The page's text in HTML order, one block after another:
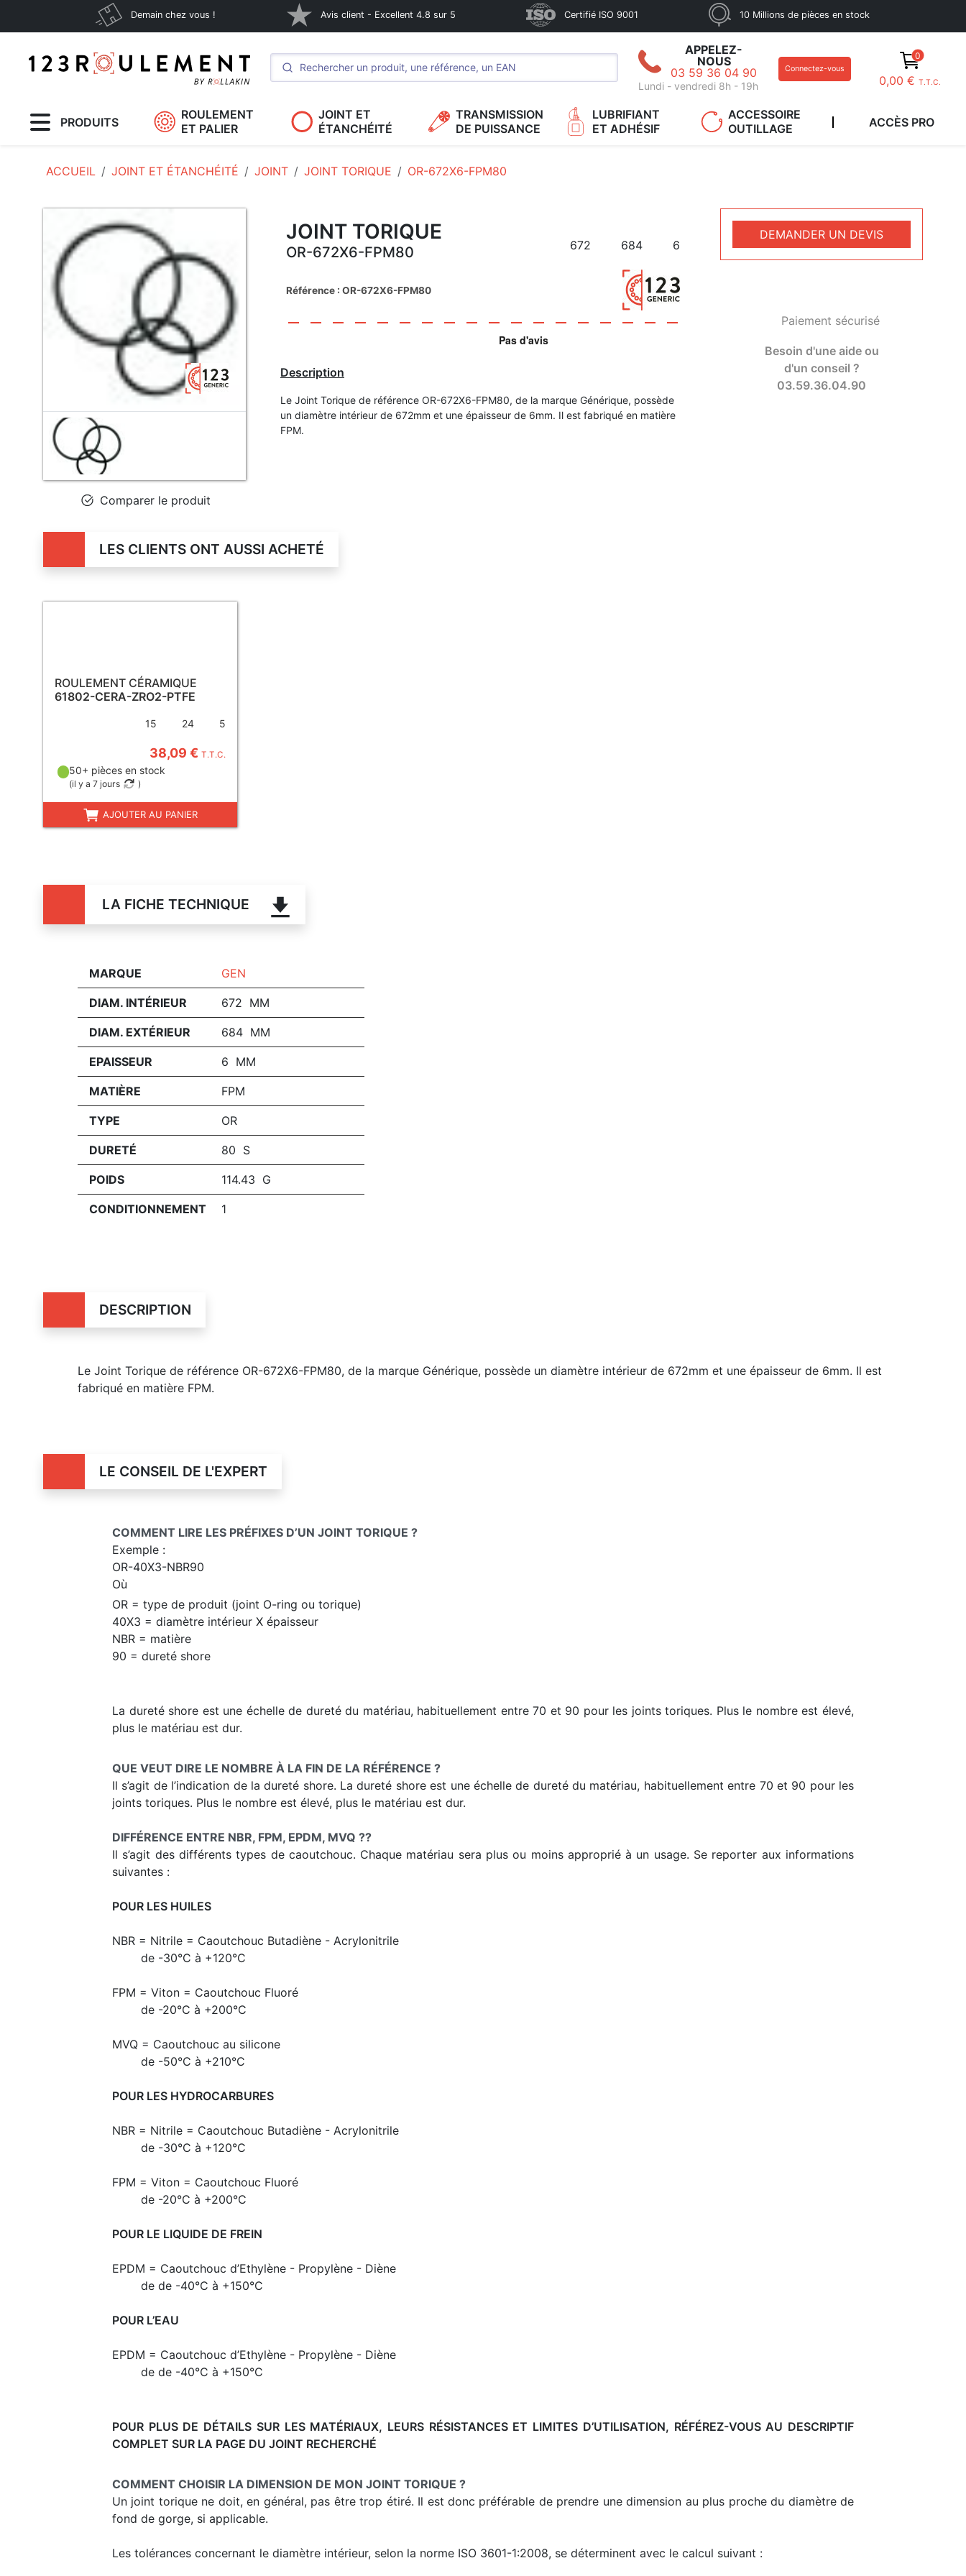
Demain chez vous ! Avis client - Excellent 4.8 sur 5 Certifié ISO 9001 10 Millions de pièces en stock
APPELEZ-
NOUS
03 59 36 04 90
Lundi - vendredi 8h - 19h
Connectez-vous
0
0,00 € T.T.C.
PRODUITS
ROULEMENT
ET PALIER
JOINT ET
ÉTANCHÉITÉ
TRANSMISSION
DE PUISSANCE
LUBRIFIANT
ET ADHÉSIF
ACCESSOIRE
OUTILLAGE
ACCÈS PRO
ACCUEIL JOINT ET ÉTANCHÉITÉ JOINT JOINT TORIQUE OR-672X6-FPM80
Comparer le produit
JOINT TORIQUE
OR-672X6-FPM80 672 684 6
Référence : OR-672X6-FPM80
Description
Le Joint Torique de référence OR-672X6-FPM80, de la marque Générique, possède
un diamètre intérieur de 672mm et une épaisseur de 6mm. Il est fabriqué en matière
FPM.
DEMANDER UN DEVIS
Paiement sécurisé
Besoin d'une aide ou
d'un conseil ?
03.59.36.04.90
LES CLIENTS ONT AUSSI ACHETÉ
ROULEMENT CÉRAMIQUE
61802-CERA-ZRO2-PTFE
15 24 5
38,09 € T.T.C.
50+ pièces en stock
(il y a 7 jours )
AJOUTER AU PANIER
LA FICHE TECHNIQUE
MARQUE GEN
DIAM. INTÉRIEUR 672 MM
DIAM. EXTÉRIEUR 684 MM
EPAISSEUR 6 MM
MATIÈRE FPM
TYPE OR
DURETÉ 80 S
POIDS 114.43 G
CONDITIONNEMENT 1
DESCRIPTION
Le Joint Torique de référence OR-672X6-FPM80, de la marque Générique, possède un diamètre intérieur de 672mm et une épaisseur de 6mm. Il est
fabriqué en matière FPM.
LE CONSEIL DE L'EXPERT
COMMENT LIRE LES PRÉFIXES D’UN JOINT TORIQUE ?
Exemple :
OR-40X3-NBR90
Où
OR = type de produit (joint O-ring ou torique)
40X3 = diamètre intérieur X épaisseur
NBR = matière
90 = dureté shore
La dureté shore est une échelle de dureté du matériau, habituellement entre 70 et 90 pour les joints toriques. Plus le nombre est élevé,
plus le matériau est dur.
QUE VEUT DIRE LE NOMBRE À LA FIN DE LA RÉFÉRENCE ?
Il s’agit de l’indication de la dureté shore. La dureté shore est une échelle de dureté du matériau, habituellement entre 70 et 90 pour les
joints toriques. Plus le nombre est élevé, plus le matériau est dur.
DIFFÉRENCE ENTRE NBR, FPM, EPDM, MVQ ??
Il s’agit des différents types de caoutchouc. Chaque matériau sera plus ou moins approprié à un usage. Se reporter aux informations
suivantes :
POUR LES HUILES
NBR = Nitrile = Caoutchouc Butadiène - Acrylonitrile
de -30°C à +120°C
FPM = Viton = Caoutchouc Fluoré
de -20°C à +200°C
MVQ = Caoutchouc au silicone
de -50°C à +210°C
POUR LES HYDROCARBURES
NBR = Nitrile = Caoutchouc Butadiène - Acrylonitrile
de -30°C à +120°C
FPM = Viton = Caoutchouc Fluoré
de -20°C à +200°C
POUR LE LIQUIDE DE FREIN
EPDM = Caoutchouc d’Ethylène - Propylène - Diène
de de -40°C à +150°C
POUR L’EAU
EPDM = Caoutchouc d’Ethylène - Propylène - Diène
de de -40°C à +150°C
POUR PLUS DE DÉTAILS SUR LES MATÉRIAUX, LEURS RÉSISTANCES ET LIMITES D’UTILISATION, RÉFÉREZ-VOUS AU DESCRIPTIF
COMPLET SUR LA PAGE DU JOINT RECHERCHÉ
COMMENT CHOISIR LA DIMENSION DE MON JOINT TORIQUE ?
Un joint torique ne doit, en général, pas être trop étiré. Il est donc préférable de prendre une dimension au plus proche du diamètre de
fond de gorge, si applicable.
Les tolérances concernant le diamètre intérieur, selon la norme ISO 3601-1:2008, se déterminent avec le calcul suivant :